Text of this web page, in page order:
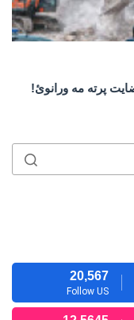
پرته مه ورانوئ!
20,567
Follow US